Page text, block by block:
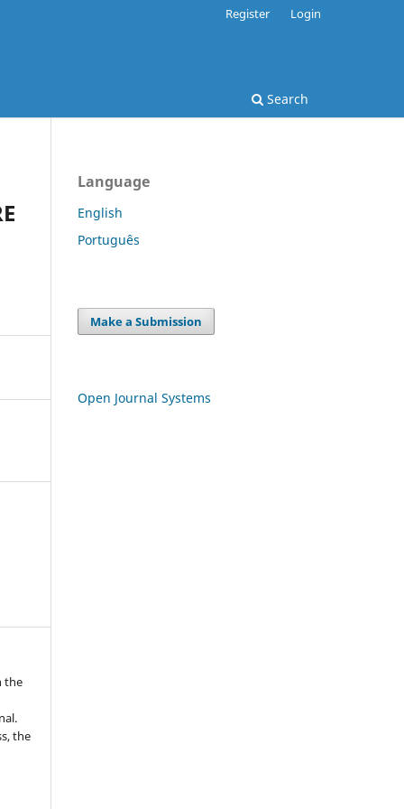
Search
Register Login
the
the
Language
English
Português
Make a Submission
Open Journal Systems